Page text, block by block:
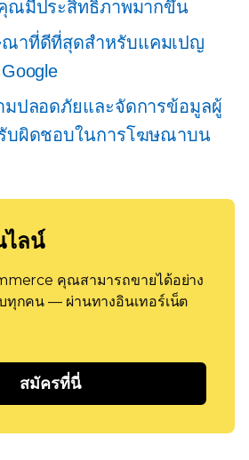
ณมีประสิทธิภาพมากขึ้น
าที่ดีที่สุดสำหรับแคมเปญ
มปลอดภัยและจัดการข้อมูลผู้
บผิดชอบในการโฆษณาบน
ไลน์
คุณสามารถขายได้อย่าง
ทุกคน — ผ่านทางอินเทอร์เน็ต
สมัครที่นี่